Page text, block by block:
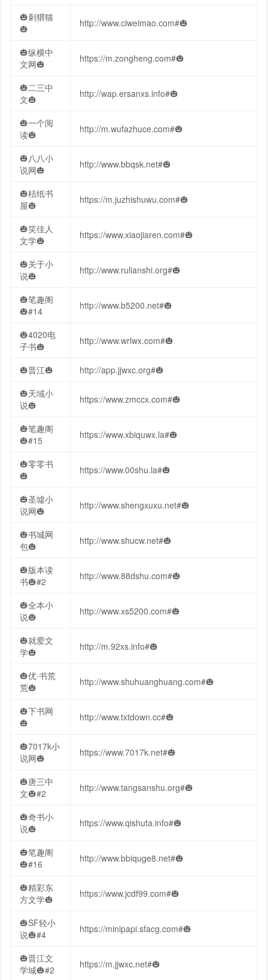
🎃刺猬猫
🎃
http://www.ciweimao.com#🎃
🎃纵横中
文网🎃
https://m.zongheng.com#🎃
🎃二三中
文🎃
http://wap.ersanxs.info#🎃
🎃一个阅
读🎃
http://m.wufazhuce.com#🎃
🎃八八小
说网🎃
http://www.bbqsk.net#🎃
🎃桔纸书
屋🎃
https://m.juzhishuwu.com#🎃
🎃笑佳人
文学🎃
https://www.xiaojiaren.com#🎃
🎃关于小
说🎃
http://www.rulianshi.org#🎃
🎃笔趣阁
🎃#14
http://www.b5200.net#🎃
🎃4020电
子书🎃
http://www.wrlwx.com#🎃
🎃晋江🎃
http://app.jjwxc.org#🎃
🎃天域小
说🎃
https://www.zmccx.com#🎃
🎃笔趣阁
🎃#15
https://www.xbiquwx.la#🎃
🎃零零书
🎃
https://www.00shu.la#🎃
🎃圣墟小
说网🎃
http://www.shengxuxu.net#🎃
🎃书城网
包🎃
http://www.shucw.net#🎃
🎃版本读
书🎃#2
http://www.88dshu.com#🎃
🎃全本小
说🎃
http://www.xs5200.com#🎃
🎃就爱文
学🎃
http://m.92xs.info#🎃
🎃优·书荒
荒🎃
http://www.shuhuanghuang.com#🎃
🎃下书网
🎃
http://www.txtdown.cc#🎃
🎃7017k小
说网🎃
https://www.7017k.net#🎃
🎃唐三中
文🎃#2
http://www.tangsanshu.org#🎃
🎃奇书小
说🎃
https://www.qishuta.info#🎃
🎃笔趣阁
🎃#16
http://www.bbiquge8.net#🎃
🎃精彩东
方文学🎃
https://www.jcdf99.com#🎃
🎃SF轻小
说🎃#4
https://minipapi.sfacg.com#🎃
🎃晋江文
学城🎃#2
https://m.jjwxc.net#🎃